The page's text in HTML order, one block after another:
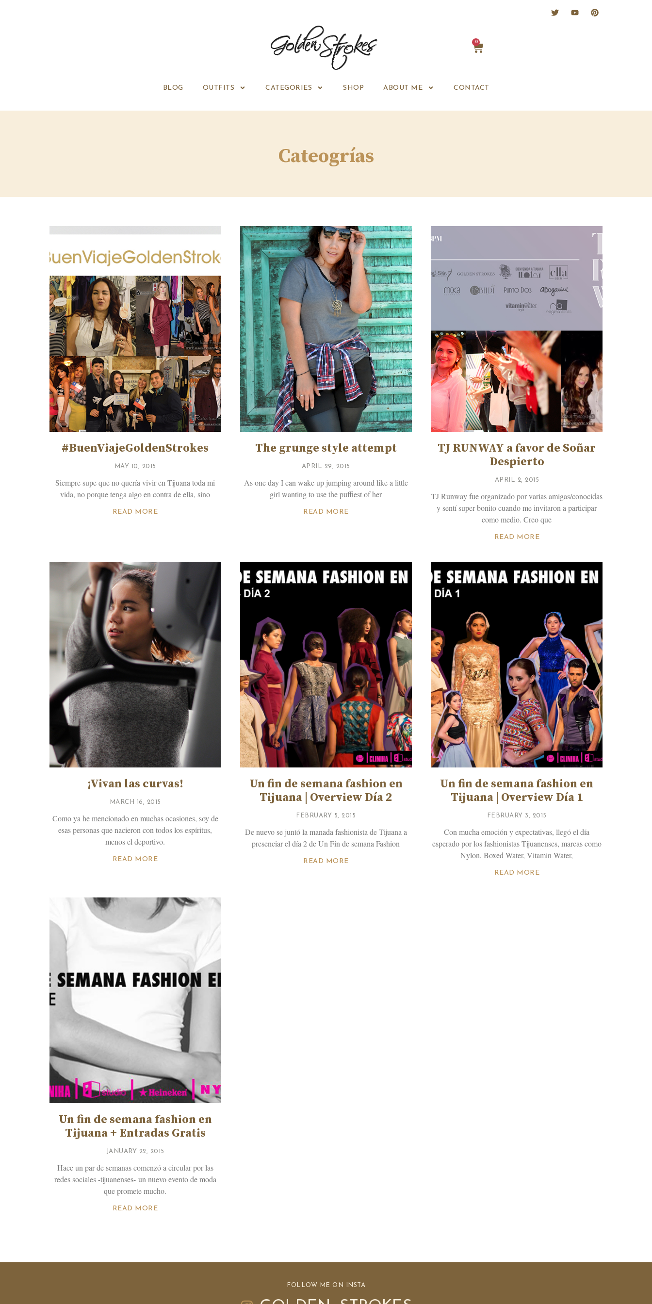
0
BLOG OUTFITS CATEGORIES SHOP ABOUT ME CONTACT
Cateogrías
#BuenViajeGoldenStrokes
MAY 10, 2015
Siempre supe que no quería vivir en Tijuana toda mi
vida, no porque tenga algo en contra de ella, sino
READ MORE
The grunge style attempt
APRIL 29, 2015
As one day I can wake up jumping around like a little
girl wanting to use the puffiest of her
READ MORE
TJ RUNWAY a favor de Soñar
Despierto
APRIL 2, 2015
TJ Runway fue organizado por varias amigas/conocidas
y sentí super bonito cuando me invitaron a participar
como medio. Creo que
READ MORE
¡Vivan las curvas!
MARCH 16, 2015
Como ya he mencionado en muchas ocasiones, soy de
esas personas que nacieron con todos los espíritus,
menos el deportivo.
READ MORE
Un fin de semana fashion en
Tijuana | Overview Día 2
FEBRUARY 5, 2015
De nuevo se juntó la manada fashionista de Tijuana a
presenciar el día 2 de Un Fin de semana Fashion
READ MORE
Un fin de semana fashion en
Tijuana | Overview Día 1
FEBRUARY 3, 2015
Con mucha emoción y expectativas, llegó el día
esperado por los fashionistas Tijuanenses, marcas como
Nylon, Boxed Water, Vitamin Water,
READ MORE
Un fin de semana fashion en
Tijuana + Entradas Gratis
JANUARY 22, 2015
Hace un par de semanas comenzó a circular por las
redes sociales -tijuanenses- un nuevo evento de moda
que promete mucho.
READ MORE
FOLLOW ME ON INSTA